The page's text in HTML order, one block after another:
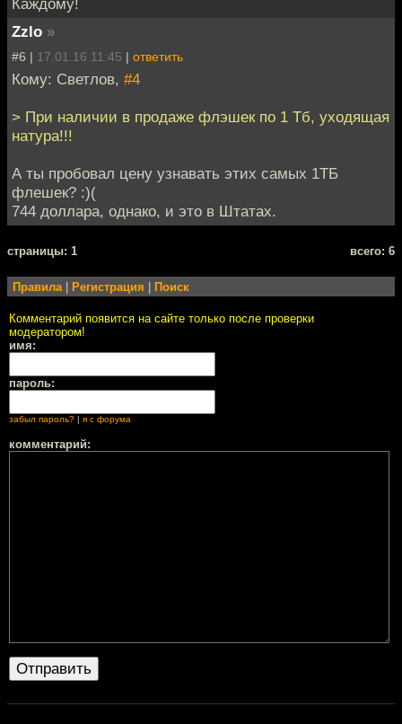
Каждому!
Zzlo »
#6 | 17.01.16 11:45 | ответить
Кому: Светлов, #4
> При наличии в продаже флэшек по 1 Тб, уходящая
натура!!!
А ты пробовал цену узнавать этих самых 1ТБ
флешек? :)(
744 доллара, однако, и это в Штатах.
cтраницы: 1 всего: 6
Правила| Регистрация Поиск
Комментарий появится на сайте только после проверки
модератором!
имя:
пароль:
забыл пароль? | я с форума
комментарий: